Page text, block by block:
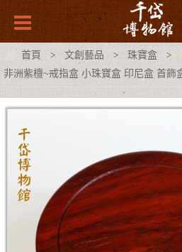
首頁 > 文創藝品 > 珠寶盒 >
非洲紫檀~戒指盒 小珠寶盒 印尼盒 首飾